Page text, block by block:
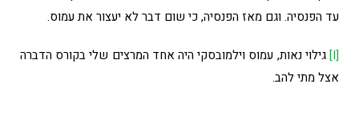
עד הפנסיה. וגם מאז הפנסיה, כי שום דבר לא יעצור את עמוס.
[i] גילוי נאות, עמוס וילמובסקי היה אחד המרצים שלי בקורס הדברה
אצל מתי להב.